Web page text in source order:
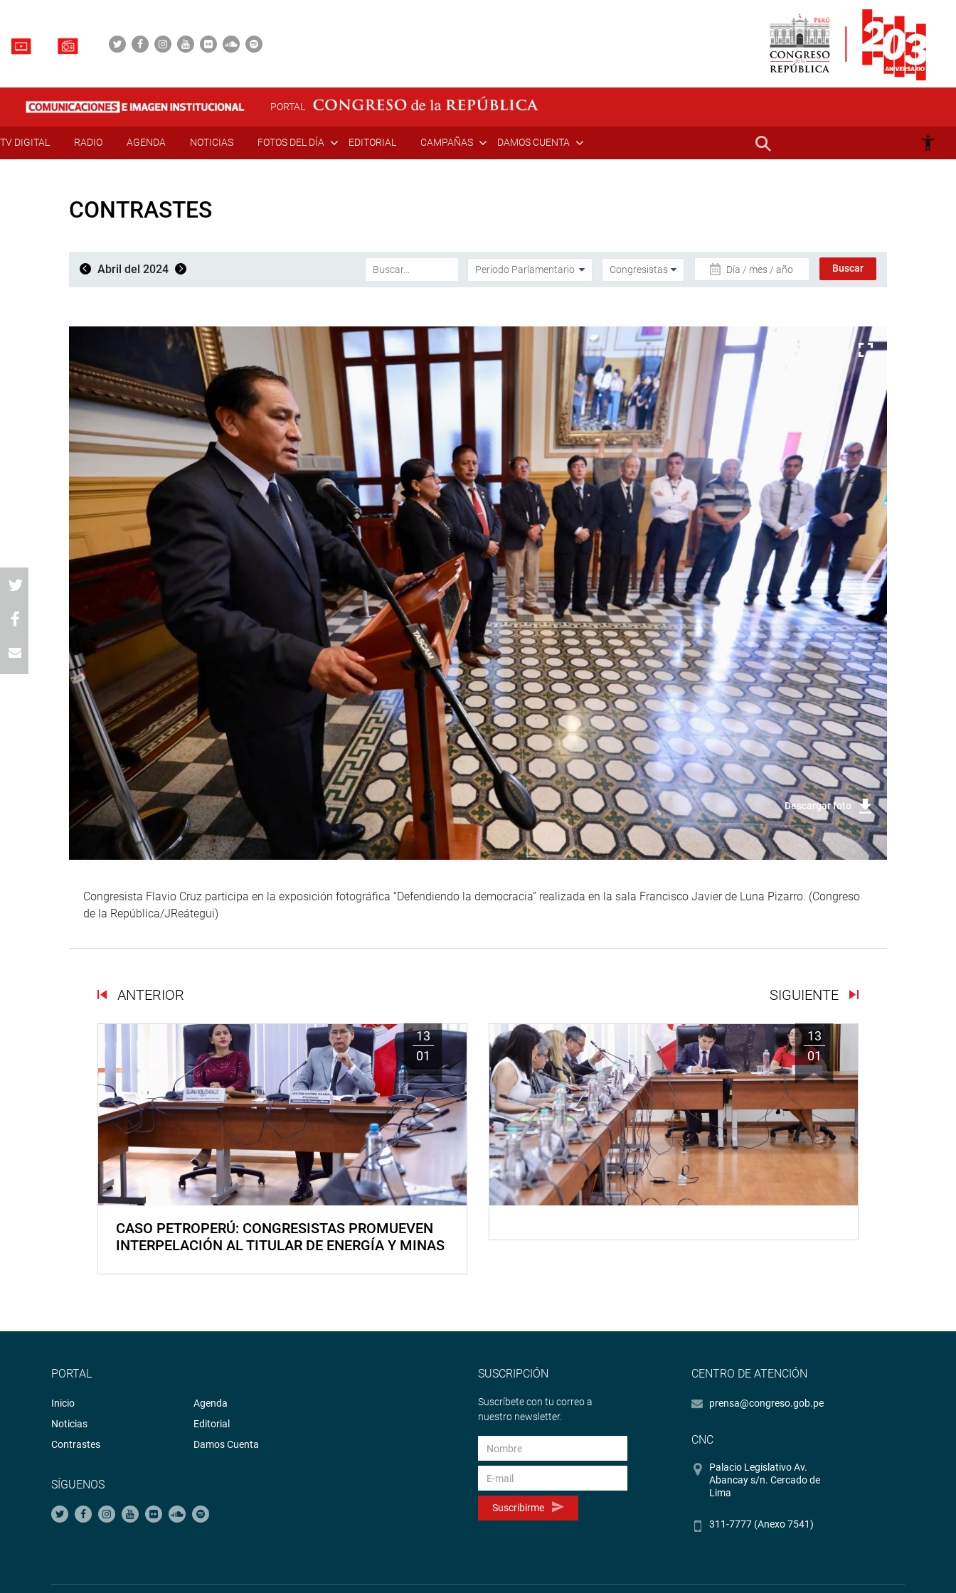
PORTAL
TV DIGITAL RADIO AGENDA NOTICIAS FOTOS DEL DÍA EDITORIAL CAMPAÑAS DAMOS CUENTA
CONTRASTES
Abril del 2024 Día / mes / año
Descargar foto
Congresista Flavio Cruz participa en la exposición fotográfica “Defendiendo la democracia” realizada en la sala Francisco Javier de Luna Pizarro. (Congreso
de la República/JReátegui)
ANTERIOR SIGUIENTE
13
01
CASO PETROPERÚ: CONGRESISTAS PROMUEVEN
INTERPELACIÓN AL TITULAR DE ENERGÍA Y MINAS
13
01
PORTAL
Inicio
Noticias
Contrastes
Agenda
Editorial
Damos Cuenta
SÍGUENOS
SUSCRIPCIÓN
Suscríbete con tu correo a
nuestro newsletter.
Suscribirme
CENTRO DE ATENCIÓN
prensa@congreso.gob.pe
CNC
Palacio Legislativo Av.
Abancay s/n. Cercado de
Lima
311-7777 (Anexo 7541)